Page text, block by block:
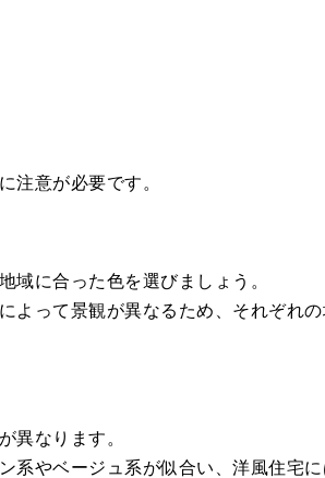
注意が必要です。
に合った色を選びましょう。
よって景観が異なるため、それぞれ
異なります。
系やベージュ系が似合い、洋風住宅